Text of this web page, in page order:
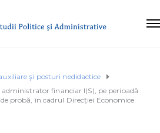
şi posturi nedidactice
financiar I(S), pe perioadă
probă, în cadrul Direcției Economice